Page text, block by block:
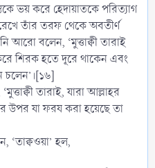
ভয় করে হেদায়াতকে পরিত্যাগ
তাঁর তরফ থেকে অবতীর্ণ
আরো বলেন, ‘মুত্তাক্বী তারাই
শিরক হতে দূরে থাকেন এবং
চলেন’।[১৬]
তারাই, যারা আল্লাহর
উপর যা ফরয করা হয়েছে তা
‘তাক্বওয়া’ হল,